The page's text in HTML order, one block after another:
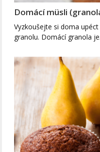
Domácí müsli
Vyzkoušejte si doma
granolu. Domácí granola